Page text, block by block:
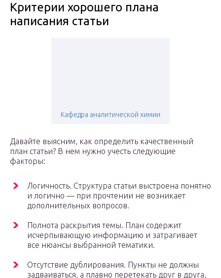
Критерии хорошего плана
написания статьи
Кафедра аналитической химии
Давайте выясним, как определить качественный
план статьи? В нем нужно учесть следующие
факторы:
Логичность. Структура статьи выстроена понятно
и логично — при прочтении не возникает
дополнительных вопросов.
Полнота раскрытия темы. План содержит
исчерпывающую информацию и затрагивает
все нюансы выбранной тематики.
Отсутствие дублирования. Пункты не должны
задваиваться, а плавно перетекать друг в друга,